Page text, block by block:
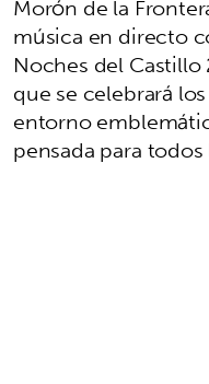
Morón de la
música en directo
Noches del
que se celebrará
entorno
pensada para